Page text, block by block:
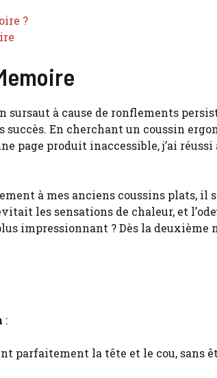
?
sursaut à cause de ronflements
En cherchant un coussin
page produit inaccessible, j’ai réussi
à mes anciens coussins plats, il
les sensations de chaleur, et
impressionnant ? Dès la deuxième
:
parfaitement la tête et le cou, sans